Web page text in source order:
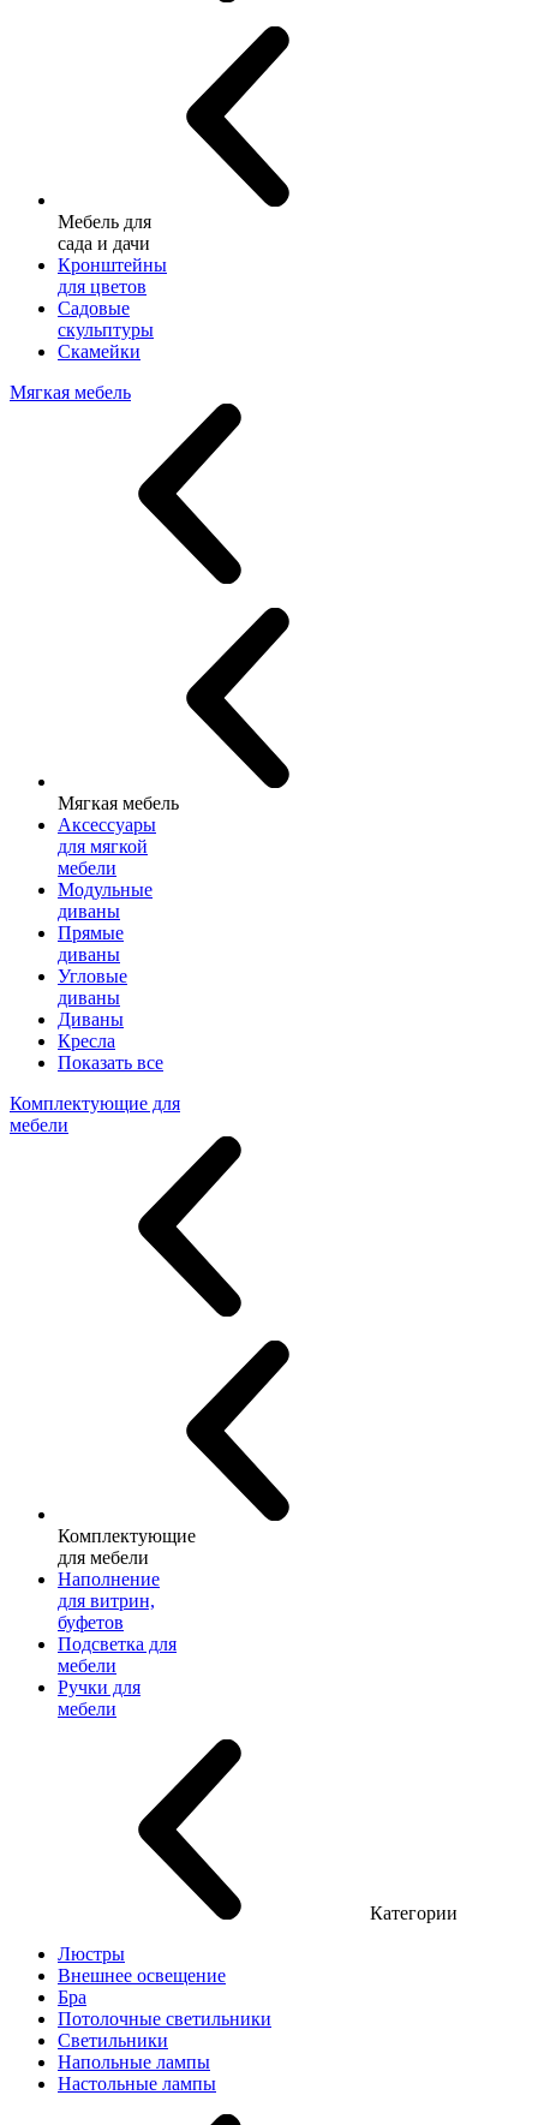
Мебель для
сада и дачи
Кронштейны
для цветов
Садовые
скульптуры
Скамейки
Мягкая мебель
Мягкая мебель
Аксессуары
для мягкой
мебели
Модульные
диваны
Прямые
диваны
Угловые
диваны
Диваны
Кресла
Показать все
Комплектующие для
мебели
Комплектующие
для мебели
Наполнение
для витрин,
буфетов
Подсветка для
мебели
Ручки для
мебели
Категории
Люстры
Внешнее освещение
Бра
Потолочные светильники
Светильники
Напольные лампы
Настольные лампы